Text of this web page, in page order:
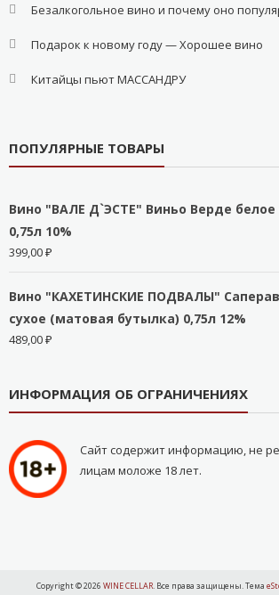
Безалкогольное вино и почему оно
Подарок к новому году — Хорошее вино
Китайцы пьют МАССАНДРУ
ПОПУЛЯРНЫЕ ТОВАРЫ
Вино "ВАЛЕ Д`ЭСТЕ" Виньо Верде белое
0,75л 10%
399,00₽
Вино "КАХЕТИНСКИЕ ПОДВАЛЫ"
сухое (матовая бутылка) 0,75л 12%
489,00₽
ИНФОРМАЦИЯ ОБ ОГРАНИЧЕНИЯХ
Сайт содержит информацию, не
лицам моложе 18 лет.
Copyright © 2026 WINE CELLAR. Все права защищены. Тема